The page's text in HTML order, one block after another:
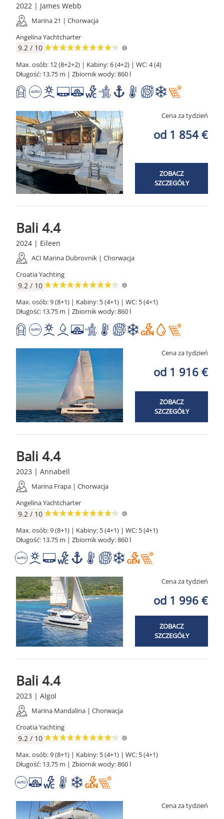
2022 | James Webb
Marina 21 | Chorwacja
Angelina Yachtcharter
9.2 / 10
Max. osób: 12 (8+2+2) | Kabiny: 6 (4+2) | WC: 4 (4)
Długość: 13.75 m | Zbiornik wody: 860 l
Cena za tydzień
od 1 854 €
ZOBACZ
SZCZEGÓŁY
Bali 4.4
2024 | Eileen
ACI Marina Dubrovnik | Chorwacja
Croatia Yachting
9.2 / 10
Max. osób: 9 (8+1) | Kabiny: 5 (4+1) | WC: 5 (4+1)
Długość: 13.75 m | Zbiornik wody: 860 l
Cena za tydzień
od 1 916 €
ZOBACZ
SZCZEGÓŁY
Bali 4.4
2023 | Annabell
Marina Frapa | Chorwacja
Angelina Yachtcharter
9.2 / 10
Max. osób: 9 (8+1) | Kabiny: 5 (4+1) | WC: 5 (4+1)
Długość: 13.75 m | Zbiornik wody: 860 l
Cena za tydzień
od 1 996 €
ZOBACZ
SZCZEGÓŁY
Bali 4.4
2023 | Algol
Marina Mandalina | Chorwacja
Croatia Yachting
9.2 / 10
Max. osób: 9 (8+1) | Kabiny: 5 (4+1) | WC: 5 (4+1)
Długość: 13.75 m | Zbiornik wody: 860 l
Cena za tydzień